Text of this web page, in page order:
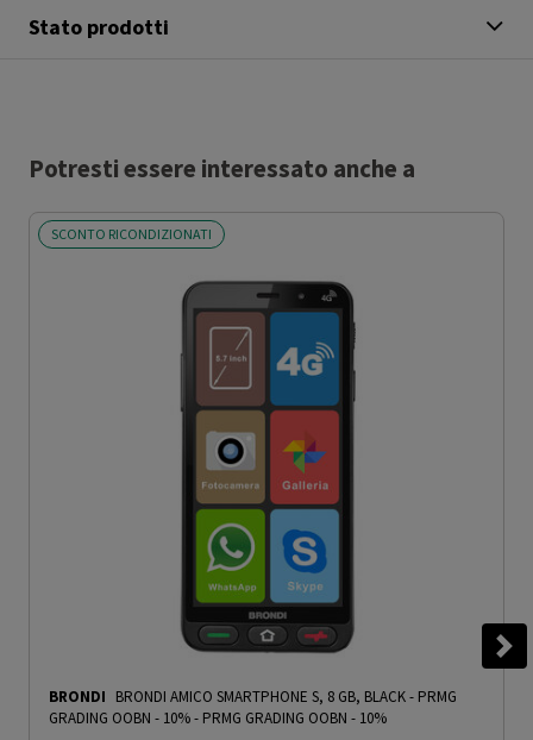
Stato prodotti
Potresti essere interessato anche a
SCONTO RICONDIZIONATI
BRONDI BRONDI AMICO SMARTPHONE S, 8 GB, BLACK - PRMG
GRADING OOBN - 10%- PRMG GRADING OOBN - 10%